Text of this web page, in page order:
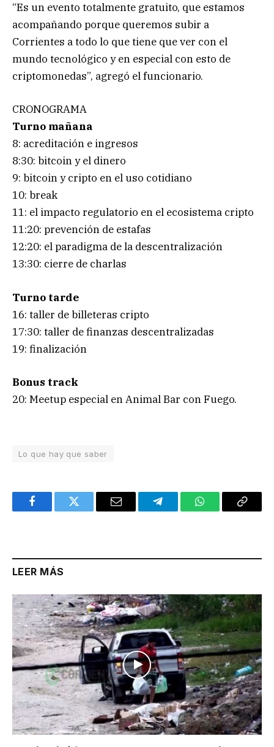
“Es un evento totalmente gratuito, que estamos
acompañando porque queremos subir a
Corrientes a todo lo que tiene que ver con el
mundo tecnológico y en especial con esto de
criptomonedas”, agregó el funcionario.
CRONOGRAMA
Turno mañana
8: acreditación e ingresos
8:30: bitcoin y el dinero
9: bitcoin y cripto en el uso cotidiano
10: break
11: el impacto regulatorio en el ecosistema cripto
11:20: prevención de estafas
12:20: el paradigma de la descentralización
13:30: cierre de charlas
Turno tarde
16: taller de billeteras cripto
17:30: taller de finanzas descentralizadas
19: finalización
Bonus track
20: Meetup especial en Animal Bar con Fuego.
Lo que hay que saber
FacebookTwitter Email TelegramWhatsAppCopy
LEER MÁS